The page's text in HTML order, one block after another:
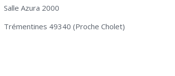
Salle Azura 2000
Trémentines 49340 (Proche Cholet)